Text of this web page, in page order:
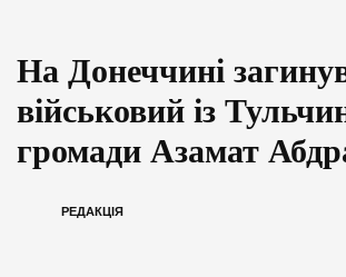
На Донеччині
військовий із
громади Азамат
РЕДАКЦІЯ